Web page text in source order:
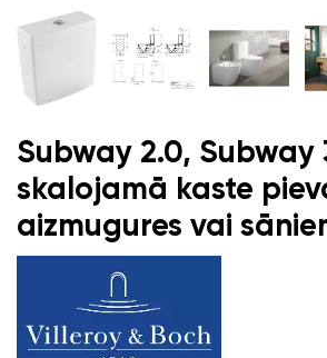
Subway 2.0, Subway
skalojamā kaste
aizmugures vai